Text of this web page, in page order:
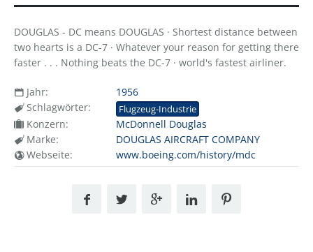
DOUGLAS - DC means DOUGLAS · Shortest distance between
two hearts is a DC-7 · Whatever your reason for getting there
faster . . . Nothing beats the DC-7 · world's fastest airliner.
Jahr:
1956
Schlagwörter:
Flugzeug-Industrie
Konzern:
McDonnell Douglas
Marke:
DOUGLAS AIRCRAFT COMPANY
Webseite:
www.boeing.com/history/mdc